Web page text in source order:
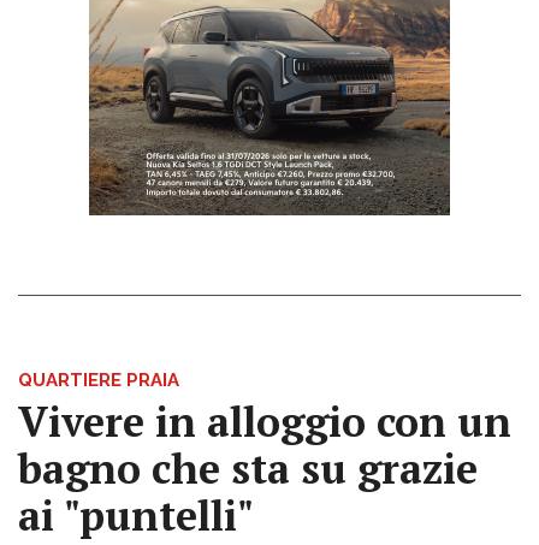
QUARTIERE PRAIA
Vivere in alloggio con un
bagno che sta su grazie
ai "puntelli"